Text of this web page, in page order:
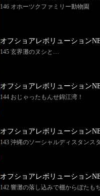
146 オホーツクファミリー動物園
オフショアレボリューション
145 玄界灘のヌシと…
オフショアレボリューション
144 おじゃったもんせ錦江湾！
オフショアレボリューション
143 沖縄のソーシャルディスタンス
オフショアレボリューション
142 響灘の落し込みで棚からぼたも